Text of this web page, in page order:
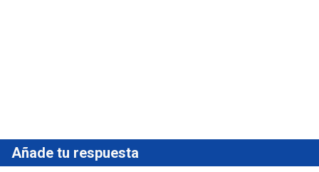
Añade tu respuesta